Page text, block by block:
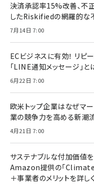
決済承認率15%改善、不
したRiskifiedの網羅的な
7月14日 7:00
ECビジネスに有効！ リピ
「LINE通知メッセージ」と
6月22日 7:00
欧米トップ企業はなぜマ
業の競争力を高める新潮
4月21日 7:00
サステナブルな付加価値
Amazon提供の「
＋事業者のメリットを詳し